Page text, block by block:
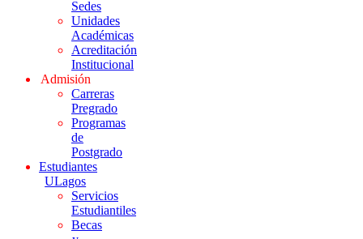
Sedes
Unidades
Académicas
Acreditación
Institucional
Admisión
Carreras
Pregrado
Programas
de
Postgrado
Estudiantes
ULagos
Servicios
Estudiantiles
Becas